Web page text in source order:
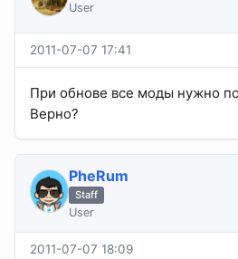
User
2011-07-07 17:41
При обнове все моды нужно
Верно?
PheRum
Staff
User
2011-07-07 18:09